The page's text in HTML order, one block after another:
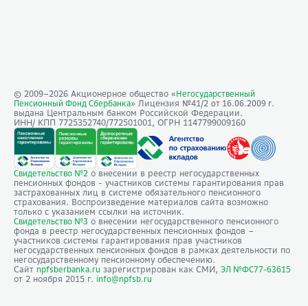
© 2009–2026 Акционерное общество « Негосударственный
Пенсионный Фонд Сбербанка» Лицензия №41/2 от 16.06.2009 г.
выдана Центральным банком Российской Федерации.
ИНН/ КПП 7725352740/772501001, ОГРН 1147799009160
Свидетельство №2 о внесении в реестр негосударственных
пенсионных фондов - участников системы гарантирования прав
застрахованных лиц в системе обязательного пенсионного
страхования. Воспроизведение материалов сайта возможно
только с указанием ссылки на источник.
Свидетельство №3 о внесении негосударственного пенсионного
фонда в реестр негосударственных пенсионных фондов –
участников системы гарантирования прав участников
негосударственных пенсионных фондов в рамках деятельности по
негосударственному пенсионному обеспечению.
Сайт npfsberbanka.ru зарегистрирован как СМИ, ЭЛ №ФС77-63615
от 2 ноября 2015 г. info@npfsb.ru